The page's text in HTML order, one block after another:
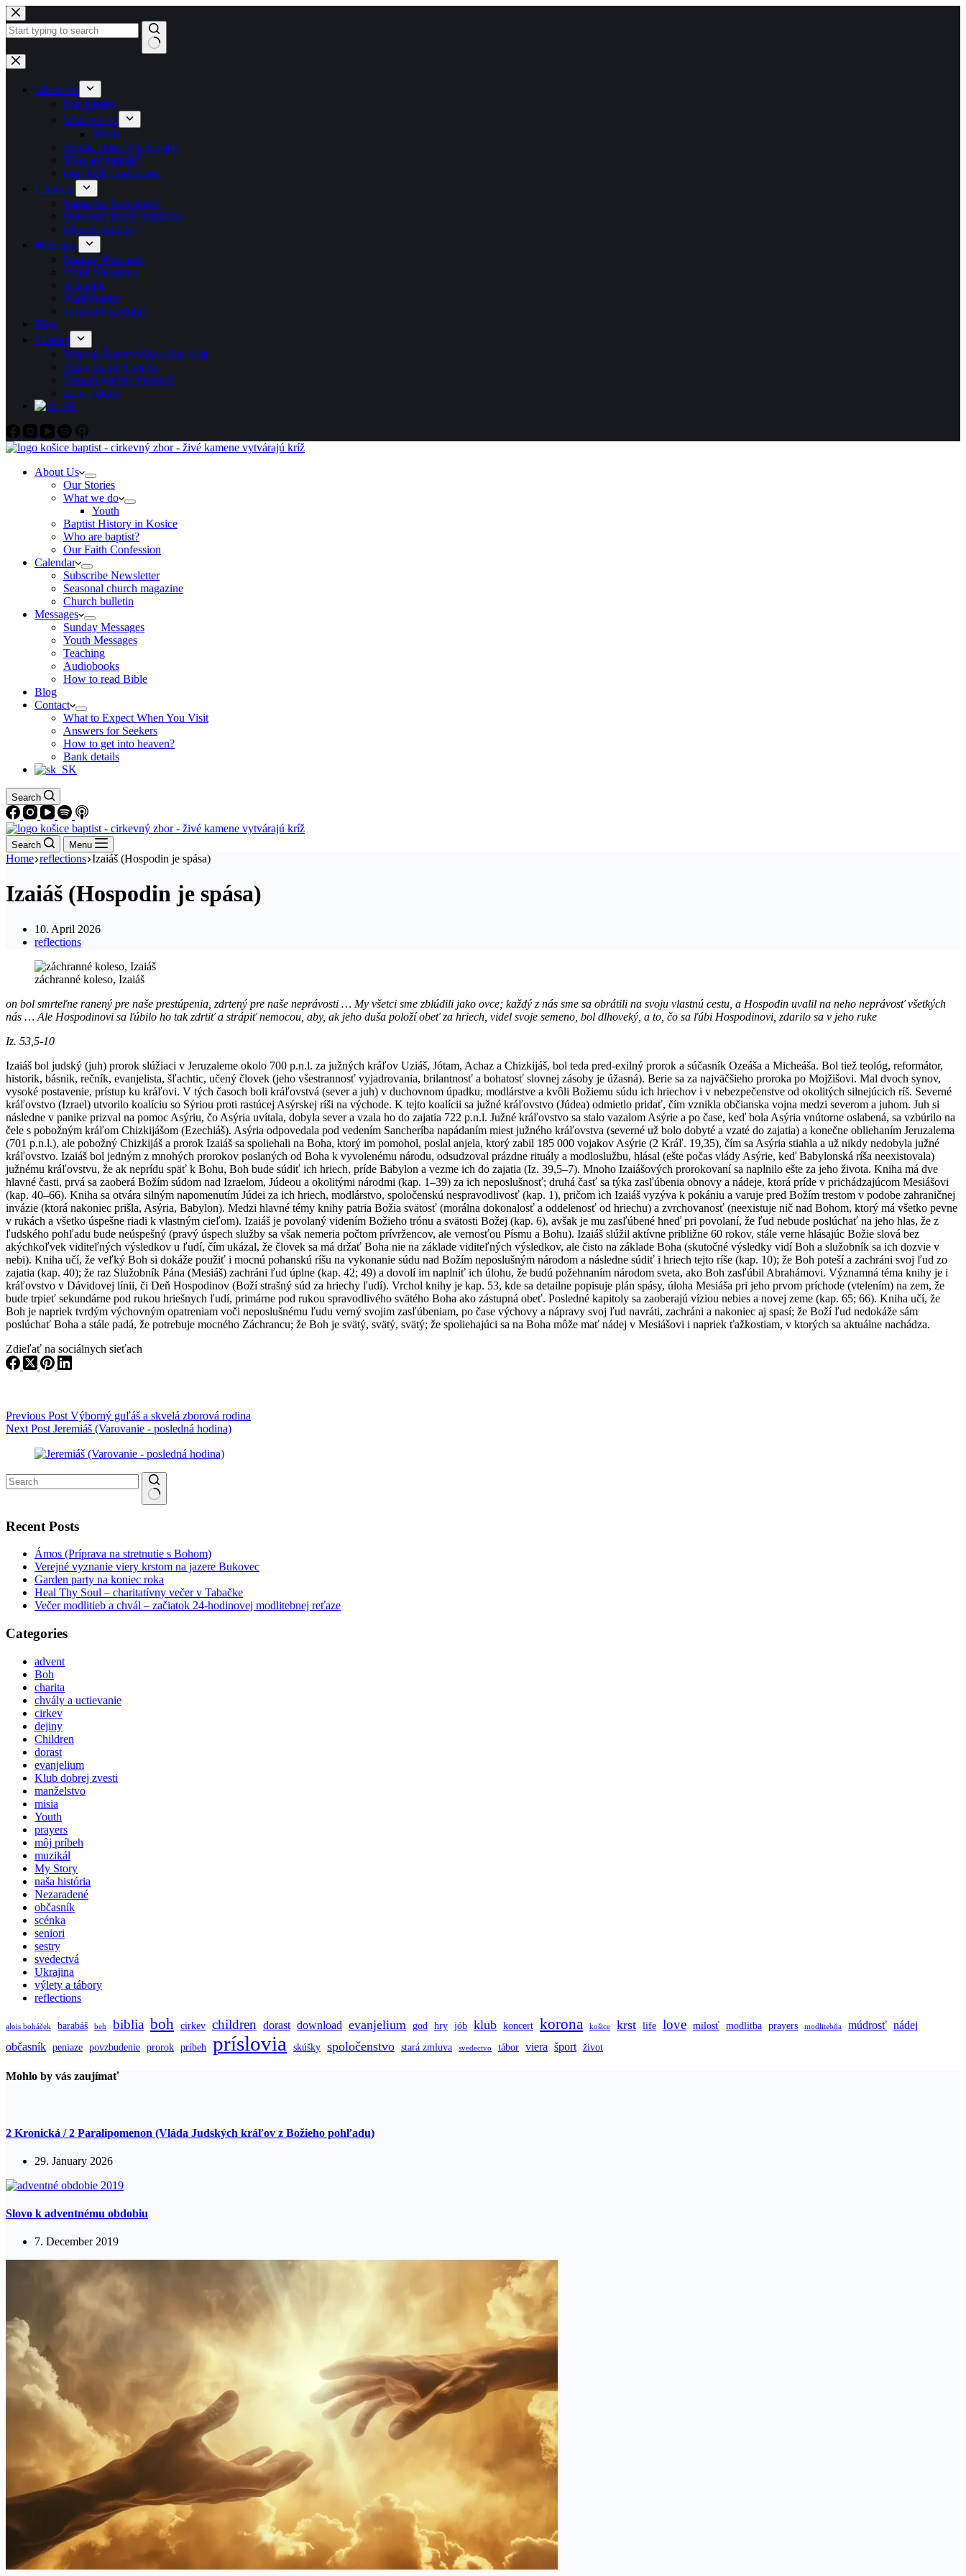
Skip to content
No results
About Us
Our Stories
What we do
Youth
Baptist History in Kosice
Who are baptist?
Our Faith Confession
Calendar
Subscribe Newsletter
Seasonal church magazine
Church bulletin
Messages
Sunday Messages
Youth Messages
Teaching
Audiobooks
How to read Bible
Blog
Contact
What to Expect When You Visit
Answers for Seekers
How to get into heaven?
Bank details
About Us
Our Stories
What we do
Youth
Baptist History in Kosice
Who are baptist?
Our Faith Confession
Calendar
Subscribe Newsletter
Seasonal church magazine
Church bulletin
Messages
Sunday Messages
Youth Messages
Teaching
Audiobooks
How to read Bible
Blog
Contact
What to Expect When You Visit
Answers for Seekers
How to get into heaven?
Bank details
Search
Search Menu
Home reflections Izaiáš (Hospodin je spása)
Izaiáš (Hospodin je spása)
10. April 2026
reflections
záchranné koleso, Izaiáš
on bol smrteľne ranený pre naše prestúpenia, zdrtený pre naše neprávosti … My všetci sme zblúdili jako ovce; každý z nás sme sa obrátili na svoju vlastnú cestu, a Hospodin uvalil na neho neprávosť všetkých
nás … Ale Hospodinovi sa ľúbilo ho tak zdrtiť a strápiť nemocou, aby, ak jeho duša položí obeť za hriech, videl svoje semeno, bol dlhoveký, a to, čo sa ľúbi Hospodinovi, zdarilo sa v jeho ruke
Iz. 53,5-10
Izaiáš bol judský (juh) prorok slúžiaci v Jeruzaleme okolo 700 p.n.l. za južných kráľov Uziáš, Jótam, Achaz a Chizkijáš, bol teda pred-exilný prorok a súčasník Ozeáša a Micheáša. Bol tiež teológ, reformátor,
historik, básnik, rečník, evanjelista, šľachtic, učený človek (jeho všestrannosť vyjadrovania, brilantnosť a bohatosť slovnej zásoby je úžasná). Berie sa za najväčšieho proroka po Mojžišovi. Mal dvoch synov,
vysoké postavenie, prístup ku kráľovi. V tých časoch boli kráľovstvá (sever a juh) v duchovnom úpadku, modlárstve a kvôli Božiemu súdu ich hriechov i v nebezpečenstve od okolitých silnejúcich ríš. Severné
kráľovstvo (Izrael) utvorilo koalíciu so Sýriou proti rastúcej Asýrskej ríši na východe. K tejto koalícii sa južné kráľovstvo (Júdea) odmietlo pridať, čím vznikla občianska vojna medzi severom a juhom. Juh si
následne v panike prizval na pomoc Asýriu, čo Asýria uvítala, dobyla sever a vzala ho do zajatia 722 p.n.l. Južné kráľovstvo sa stalo vazalom Asýrie a po čase, keď bola Asýria vnútorne oslabená, sa vzbúrilo na
čele s pobožným kráľom Chizkijášom (Ezechiáš). Asýria odpovedala pod vedením Sancheríba napádaním miest južného kráľovstva (severné už bolo dobyté a vzaté do zajatia) a konečne obliehaním Jeruzalema
(701 p.n.l.), ale pobožný Chizkijáš a prorok Izaiáš sa spoliehali na Boha, ktorý im pomohol, poslal anjela, ktorý zabil 185 000 vojakov Asýrie (2 Kráľ. 19,35), čím sa Asýria stiahla a už nikdy nedobyla južné
kráľovstvo. Izaiáš bol jedným z mnohých prorokov poslaných od Boha k vyvolenému národu, odsudzoval prázdne rituály a modloslužbu, hlásal (ešte počas vlády Asýrie, keď Babylonská ríša neexistovala)
južnému kráľovstvu, že ak neprídu späť k Bohu, Boh bude súdiť ich hriech, príde Babylon a vezme ich do zajatia (Iz. 39,5–7). Mnoho Izaiášových prorokovaní sa naplnilo ešte za jeho života. Kniha má dve
hlavné časti, prvá sa zaoberá Božím súdom nad Izraelom, Júdeou a okolitými národmi (kap. 1–39) za ich neposlušnosť; druhá časť sa týka zasľúbenia obnovy a nádeje, ktorá príde v prichádzajúcom Mesiášovi
(kap. 40–66). Kniha sa otvára silným napomenutím Júdei za ich hriech, modlárstvo, spoločenskú nespravodlivosť (kap. 1), pričom ich Izaiáš vyzýva k pokániu a varuje pred Božím trestom v podobe zahraničnej
invázie (ktorá nakoniec prišla, Asýria, Babylon). Medzi hlavné témy knihy patria Božia svätosť (morálna dokonalosť a oddelenosť od hriechu) a zvrchovanosť (neexistuje nič nad Bohom, ktorý má všetko pevne
v rukách a všetko úspešne riadi k vlastným cieľom). Izaiáš je povolaný videním Božieho trónu a svätosti Božej (kap. 6), avšak je mu zasľúbené hneď pri povolaní, že ľud nebude poslúchať na jeho hlas, že z
ľudského pohľadu bude neúspešný (pravý úspech služby sa však nemeria počtom prívržencov, ale vernosťou Písmu a Bohu). Izaiáš slúžil aktívne približne 60 rokov, stále verne hlásajúc Božie slová bez
akýchkoľvek viditeľných výsledkov u ľudí, čím ukázal, že človek sa má držať Boha nie na základe viditeľných výsledkov, ale čisto na základe Boha (skutočné výsledky vidí Boh a služobník sa ich dozvie v
nebi). Kniha učí, že veľký Boh si dokáže použiť i mocnú pohanskú ríšu na vykonanie súdu nad Božím neposlušným národom a následne súdiť i hriech tejto ríše (kap. 10); že Boh poteší a zachráni svoj ľud zo
zajatia (kap. 40); že raz Služobník Pána (Mesiáš) zachráni ľud úplne (kap. 42; 49) a dovolí im naplniť ich úlohu, že budú požehnaním národom sveta, ako Boh zasľúbil Abrahámovi. Významná téma knihy je i
kráľovstvo v Dávidovej línii, či Deň Hospodinov (Boží strašný súd za hriechy ľudí). Vrchol knihy je kap. 53, kde sa detailne popisuje plán spásy, úloha Mesiáša pri jeho prvom príchode (vtelením) na zem, že
bude trpieť sekundárne pod rukou hriešnych ľudí, primárne pod rukou spravodlivého svätého Boha ako zástupná obeť. Posledné kapitoly sa zaoberajú víziou nebies a novej zeme (kap. 65; 66). Kniha učí, že
Boh je napriek tvrdým výchovným opatreniam voči neposlušnému ľudu verný svojim zasľúbeniam, po čase výchovy a nápravy svoj ľud navráti, zachráni a nakoniec aj spasí; že Boží ľud nedokáže sám
poslúchať Boha a stále padá, že potrebuje mocného Záchrancu; že Boh je svätý, svätý, svätý; že spoliehajúci sa na Boha môže mať nádej v Mesiášovi i napriek ťažkostiam, v ktorých sa aktuálne nachádza.
Zdieľať na sociálnych sieťach
Previous Post Výborný guľáš a skvelá zborová rodina
Next Post Jeremiáš (Varovanie - posledná hodina)
Recent Posts
Ámos (Príprava na stretnutie s Bohom)
Verejné vyznanie viery krstom na jazere Bukovec
Garden party na koniec roka
Heal Thy Soul – charitatívny večer v Tabačke
Večer modlitieb a chvál – začiatok 24-hodinovej modlitebnej reťaze
Categories
advent
Boh
charita
chvály a uctievanie
cirkev
dejiny
Children
dorast
evanjelium
Klub dobrej zvesti
manželstvo
misia
Youth
prayers
môj príbeh
muzikál
My Story
naša história
Nezaradené
občasník
scénka
seniori
sestry
svedectvá
Ukrajina
výlety a tábory
reflections
alois boháček barabáš beh biblia boh cirkev children dorast download evanjelium god hry jób klub koncert korona košice krst life love milosť modlitba prayers modlitebňa múdrosť nádej
občasník peniaze povzbudenie prorok príbeh príslovia skúšky spoločenstvo stará zmluva svedectvo tábor viera šport život
Mohlo by vás zaujímať
2 Kronická / 2 Paralipomenon (Vláda Judských kráľov z Božieho pohľadu)
29. January 2026
Slovo k adventnému obdobiu
7. December 2019